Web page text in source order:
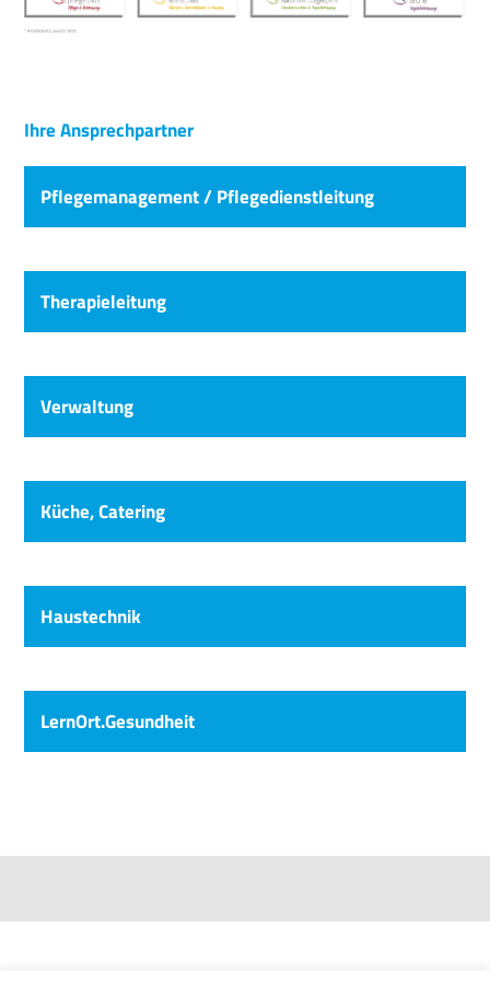
Ihre Ansprechpartner
Pflegemanagement / Pflegedienstleitung
Esther Ellen-Krien
Pflegemanagement, Pflegedienstleitung
Telefon: (05943) 910-399
Telefon: (05943) 910-400
Therapieleitung
Gitta Snippe
Therapieleitung Emlichheim
Verwaltung
Dirk Wortelen
Vorstand
Küche, Catering
Haustechnik
Leitung Haustechnik
LernOrt.Gesundheit